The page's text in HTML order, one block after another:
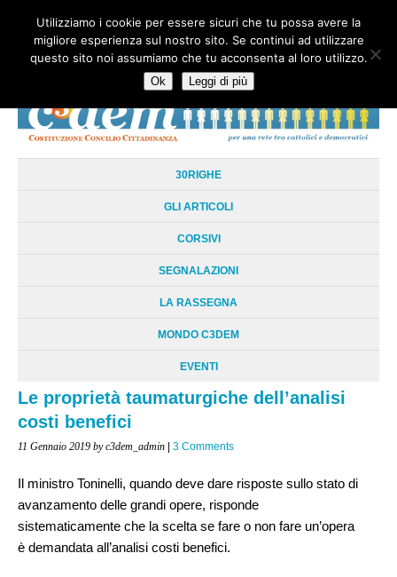
HOME CHI SIAMO LA RETE LE RADICI DOCUMENTAZIONE
AREE TEMATICHE
30RIGHE
GLI ARTICOLI
CORSIVI
SEGNALAZIONI
LA RASSEGNA
MONDO C3DEM
EVENTI
Le proprietà taumaturgiche dell’analisi
costi benefici
11 Gennaio 2019 by c3dem_admin | 3 Comments
Il ministro Toninelli, quando deve dare risposte sullo stato di
avanzamento delle grandi opere, risponde
sistematicamente che la scelta se fare o non fare un’opera
è demandata all’analisi costi benefici.
Utilizziamo i cookie per essere sicuri che tu possa avere la
migliore esperienza sul nostro sito. Se continui ad utilizzare
questo sito noi assumiamo che tu acconsenta al loro utilizzo.
Ok Leggi di più